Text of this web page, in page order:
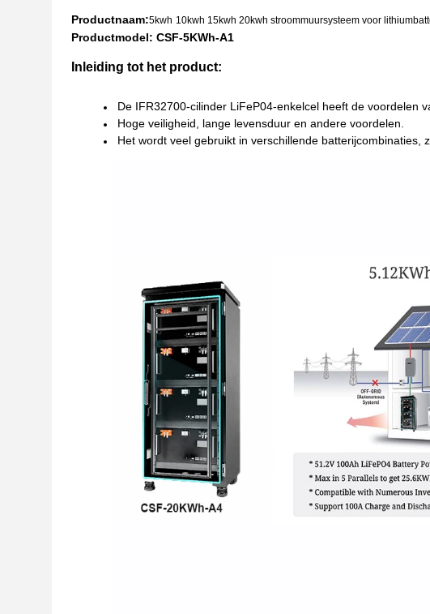
Productnaam:5kwh 10kwh 15kwh 20kwh stroommuursysteem voor
Productmodel: CSF-5KWh-A1
Inleiding tot het product:
De IFR32700-cilinder LiFeP04-enkelcel heeft de voordelen
Hoge veiligheid, lange levensduur en andere voordelen.
Het wordt veel gebruikt in verschillende